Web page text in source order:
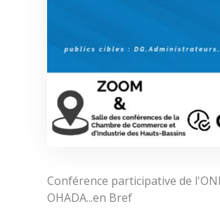
Conférence participative de
OHADA...en Bref